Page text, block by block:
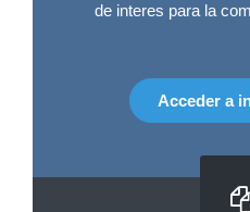
de interes para la
Acceder a